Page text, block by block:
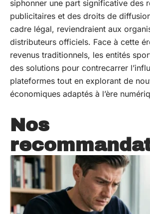
siphonner une part significative des
publicitaires et des droits de
cadre légal, reviendraient aux
distributeurs officiels. Face à cette
revenus traditionnels, les entités
des solutions pour contrecarrer
plateformes tout en explorant de
économiques adaptés à l’ère
Nos